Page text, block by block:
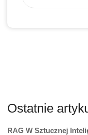
Ostatnie
RAG W Sztucznej